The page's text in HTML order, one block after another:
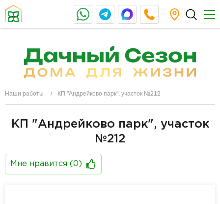
Наши работы КП "Андрейково парк", участок №212
КП "Андрейково парк", участок
№212
Мне нравится ( 0 )